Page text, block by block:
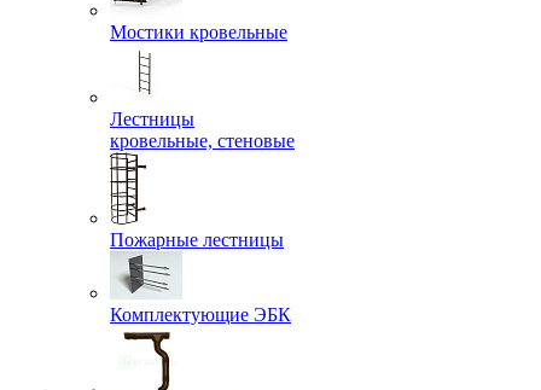
Мостики кровельные
Лестницы
кровельные, стеновые
Пожарные лестницы
Комплектующие ЭБК